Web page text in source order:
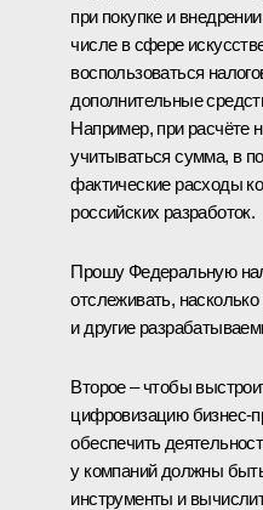
при покупке и
числе в сфере
воспользоваться
дополнительные
Например, при расчёте
учитываться сумма, в
фактические расходы
российских разработок.
Прошу Федеральную
отслеживать,
и другие
Второе – чтобы
цифровизацию бизнес-
обеспечить
у компаний должны
инструменты и